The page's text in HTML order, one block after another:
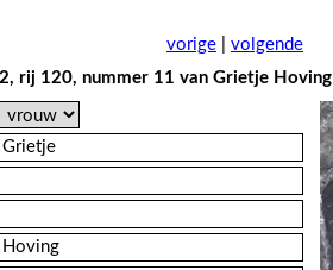
vorige
volgende
rij 120, nummer 11 van Grietje Hoving